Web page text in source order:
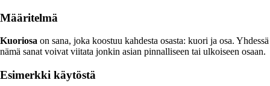
Määritelmä
Kuoriosa on sana, joka koostuu kahdesta osasta: kuori ja osa. Yhdessä
nämä sanat voivat viitata jonkin asian pinnalliseen tai ulkoiseen osaan.
Esimerkki käytöstä